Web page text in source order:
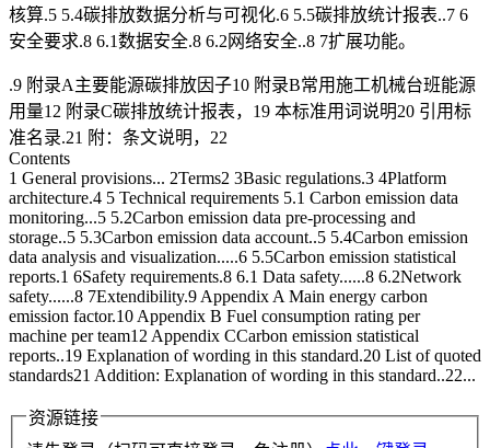
核算.5 5.4碳排放数据分析与可视化.6 5.5碳排放统计报表..7 6
安全要求.8 6.1数据安全.8 6.2网络安全..8 7扩展功能。
.9 附录A主要能源碳排放因子10 附录B常用施工机械台班能源
用量12 附录C碳排放统计报表，19 本标准用词说明20 引用标
准名录.21 附：条文说明，22
Contents
1 General provisions... 2Terms2 3Basic regulations.3 4Platform
architecture.4 5 Technical requirements 5.1 Carbon emission data
monitoring...5 5.2Carbon emission data pre-processing and
storage..5 5.3Carbon emission data account..5 5.4Carbon emission
data analysis and visualization.....6 5.5Carbon emission statistical
reports.1 6Safety requirements.8 6.1 Data safety......8 6.2Network
safety......8 7Extendibility.9 Appendix A Main energy carbon
emission factor.10 Appendix B Fuel consumption rating per
machine per team12 Appendix CCarbon emission statistical
reports..19 Explanation of wording in this standard.20 List of quoted
standards21 Addition: Explanation of wording in this standard..22...
资源链接